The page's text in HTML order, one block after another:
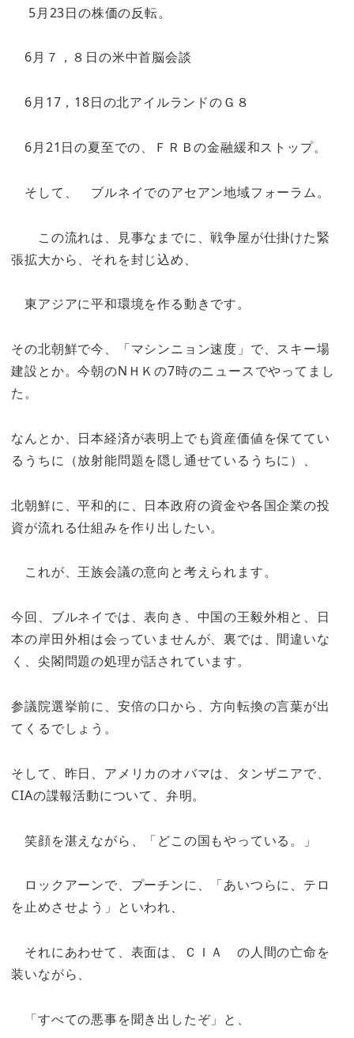
5月23日の株価の反転。
6月７，８日の米中首脳会談
6月17，18日の北アイルランドのＧ８
6月21日の夏至での、ＦＲＢの金融緩和ストップ。
そして、 ブルネイでのアセアン地域フォーラム。
この流れは、見事なまでに、戦争屋が仕掛けた緊
張拡大から、それを封じ込め、
東アジアに平和環境を作る動きです。
その北朝鮮で今、「マシンニョン速度」で、スキー場
建設とか。今朝のNＨＫの7時のニュースでやってまし
た。
なんとか、日本経済が表明上でも資産価値を保ててい
るうちに（放射能問題を隠し通せているうちに）、
北朝鮮に、平和的に、日本政府の資金や各国企業の投
資が流れる仕組みを作り出したい。
これが、王族会議の意向と考えられます。
今回、ブルネイでは、表向き、中国の王毅外相と、日
本の岸田外相は会っていませんが、裏では、間違いな
く、尖閣問題の処理が話されています。
参議院選挙前に、安倍の口から、方向転換の言葉が出
てくるでしょう。
そして、昨日、アメリカのオバマは、タンザニアで、
CIAの諜報活動について、弁明。
笑顔を湛えながら、「どこの国もやっている。」
ロックアーンで、プーチンに、「あいつらに、テロ
を止めさせよう」といわれ、
それにあわせて、表面は、ＣＩＡ の人間の亡命を
装いながら、
「すべての悪事を聞き出したぞ」と、